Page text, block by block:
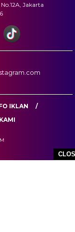
Jakarta
IKLAN